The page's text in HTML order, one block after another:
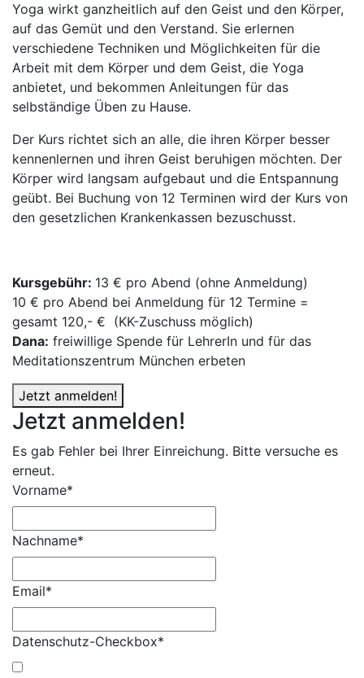
Yoga wirkt ganzheitlich auf den Geist und den Körper,
auf das Gemüt und den Verstand. Sie erlernen
verschiedene Techniken und Möglichkeiten für die
Arbeit mit dem Körper und dem Geist, die Yoga
anbietet, und bekommen Anleitungen für das
selbständige Üben zu Hause.
Der Kurs richtet sich an alle, die ihren Körper besser
kennenlernen und ihren Geist beruhigen möchten. Der
Körper wird langsam aufgebaut und die Entspannung
geübt. Bei Buchung von 12 Terminen wird der Kurs von
den gesetzlichen Krankenkassen bezuschusst.
Kursgebühr: 13 € pro Abend (ohne Anmeldung)
10 € pro Abend bei Anmeldung für 12 Termine =
gesamt 120,- € (KK-Zuschuss möglich)
Dana: freiwillige Spende für LehrerIn und für das
Meditationszentrum München erbeten
Jetzt anmelden!
Jetzt anmelden!
Es gab Fehler bei Ihrer Einreichung. Bitte versuche es
erneut.
Vorname*
Nachname*
Email*
Datenschutz-Checkbox*